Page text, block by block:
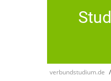
verbundstudium.de